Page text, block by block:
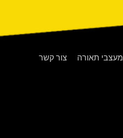
צור קשר מעצבי תאורה